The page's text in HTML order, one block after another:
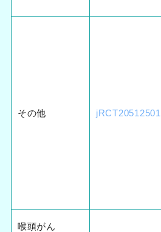
その他
喉頭がん